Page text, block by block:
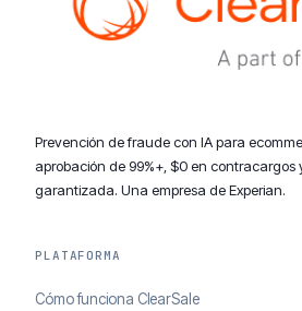
Prevención de fraude con IA para
aprobación de 99%+, $0 en contracargos
garantizada. Una empresa de Experian.
PLATAFORMA
Cómo funciona ClearSale